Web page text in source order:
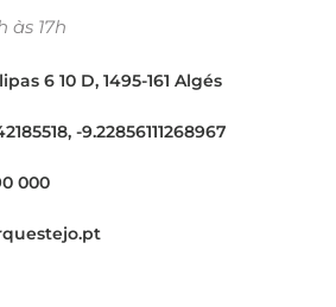
às 17h
6 10 D, 1495-161 Algés
-9.22856111268967
000